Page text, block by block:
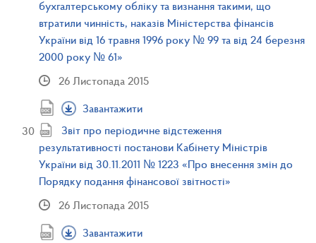
бухгалтерському обліку та визнання такими, що
втратили чинність, наказів Міністерства фінансів
України від 16 травня 1996 року № 99 та від 24 березня
2000 року № 61»
26 Листопада 2015
Завантажити
Звіт про періодичне відстеження
результативності постанови Кабінету Міністрів
України від 30.11.2011 № 1223 «Про внесення змін до
Порядку подання фінансової звітності»
26 Листопада 2015
Завантажити